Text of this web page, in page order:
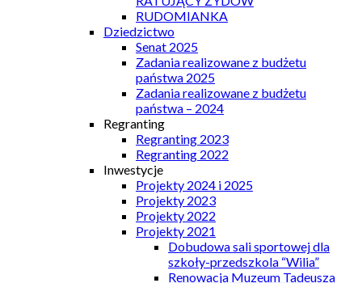
RUDOMIANKA
Dziedzictwo
Senat 2025
Zadania realizowane z budżetu
państwa 2025
Zadania realizowane z budżetu
państwa – 2024
Regranting
Regranting 2023
Regranting 2022
Inwestycje
Projekty 2024 i 2025
Projekty 2023
Projekty 2022
Projekty 2021
Dobudowa sali sportowej dla
szkoły-przedszkola “Wilia”
Renowacja Muzeum Tadeusza